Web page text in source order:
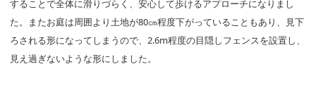
することで全体に滑りづらく、安心して歩けるアプローチになりまし
た。またお庭は周囲より土地が80㎝程度下がっていることもあり、見下
ろされる形になってしまうので、2.6m程度の目隠しフェンスを設置し、
見え過ぎないような形にしました。